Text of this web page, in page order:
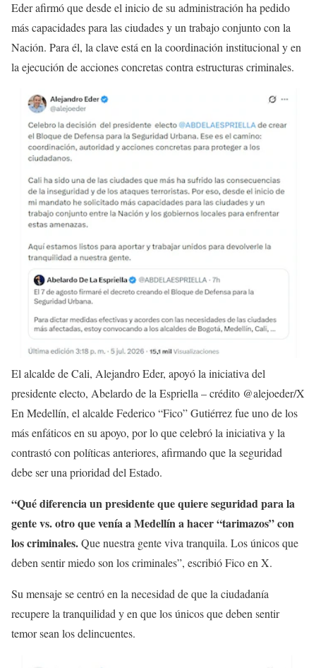
Eder afirmó que desde el inicio de su administración ha pedido
más capacidades para las ciudades y un trabajo conjunto con la
Nación. Para él, la clave está en la coordinación institucional y en
la ejecución de acciones concretas contra estructuras criminales.
El alcalde de Cali, Alejandro Eder, apoyó la iniciativa del
presidente electo, Abelardo de la Espriella – crédito @alejoeder/X
En Medellín, el alcalde Federico “Fico” Gutiérrez fue uno de los
más enfáticos en su apoyo, por lo que celebró la iniciativa y la
contrastó con políticas anteriores, afirmando que la seguridad
debe ser una prioridad del Estado.
“Qué diferencia un presidente que quiere seguridad para la
gente vs. otro que venía a Medellín a hacer “tarimazos” con
los criminales.Que nuestra gente viva tranquila. Los únicos que
deben sentir miedo son los criminales”, escribió Fico en X.
Su mensaje se centró en la necesidad de que la ciudadanía
recupere la tranquilidad y en que los únicos que deben sentir
temor sean los delincuentes.